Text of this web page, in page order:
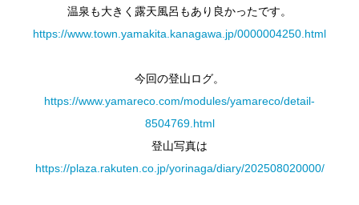
温泉も大きく露天風呂もあり良かったです。
https://www.town.yamakita.kanagawa.jp/0000004250.html
今回の登山ログ。
https://www.yamareco.com/modules/yamareco/detail-
8504769.html
登山写真は
https://plaza.rakuten.co.jp/yorinaga/diary/202508020000/